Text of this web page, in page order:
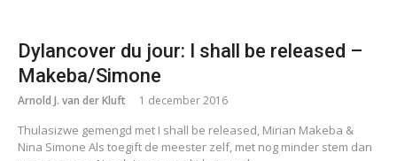
Dylancover du jour: I shall be released –
Makeba/Simone
Arnold J. van der Kluft 1 december 2016
Thulasizwe gemengd met I shall be released, Mirian Makeba &
Nina Simone Als toegift de meester zelf, met nog minder stem dan